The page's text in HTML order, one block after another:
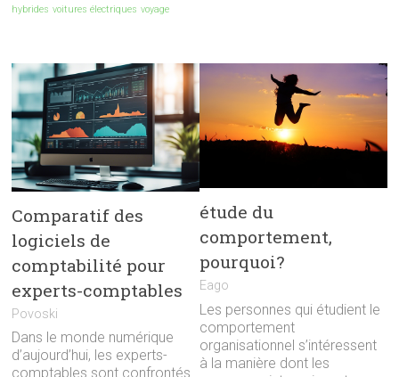
hybrides voitures électriques voyage
Comparatif des
logiciels de
comptabilité pour
experts-comptables
Povoski
Dans le monde numérique
d’aujourd’hui, les experts-
comptables sont confrontés
étude du
comportement,
pourquoi?
Eago
Les personnes qui étudient le
comportement
organisationnel s’intéressent
à la manière dont les